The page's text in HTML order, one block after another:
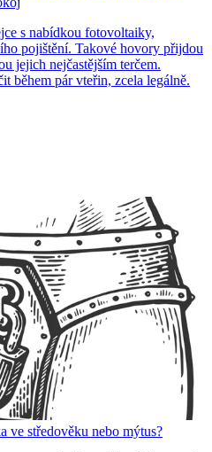
s nabídkou fotovoltaiky,
pojištění. Takové hovory přijdou
jejich nejčastějším terčem.
během pár vteřin, zcela legálně.
ve středověku nebo mýtus?